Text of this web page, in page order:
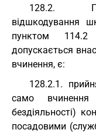
128.2.
відшкодування
пунктом
допускається
вчинення, є:
128.2.1.
само
бездіяльності)
посадовими